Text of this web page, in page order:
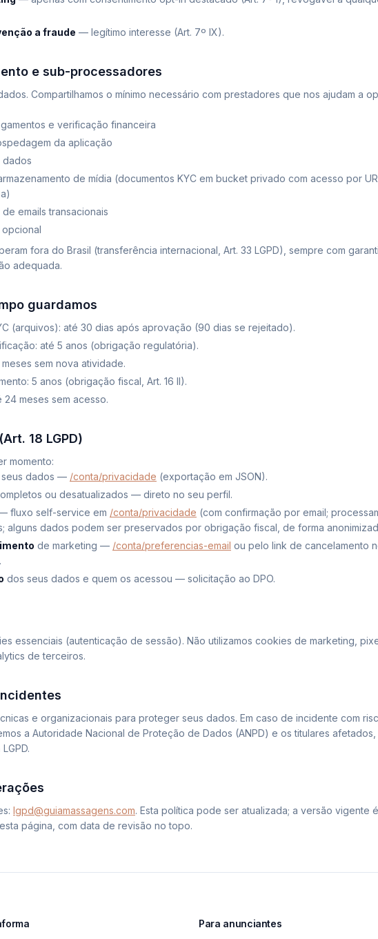
a fraude — legítimo interesse (Art. 7º IX).
e sub-processadores
Compartilhamos o mínimo necessário com prestadores que nos ajudam a
e verificação financeira
da aplicação
de mídia (documentos KYC em bucket privado com acesso por
emails transacionais
fora do Brasil (transferência internacional, Art. 33 LGPD), sempre com
adequada.
guardamos
(arquivos): até 30 dias após aprovação (90 dias se rejeitado).
até 5 anos (obrigação regulatória).
sem nova atividade.
5 anos (obrigação fiscal, Art. 16 II).
24 meses sem acesso.
18 LGPD)
momento:
dados — /conta/privacidade (exportação em JSON).
ou desatualizados — direto no seu perfil.
fluxo self-service em /conta/privacidade (com confirmação por email;
alguns dados podem ser preservados por obrigação fiscal, de forma
de marketing — /conta/preferencias-email ou pelo link de cancelamento
dos seus dados e quem os acessou — solicitação ao DPO.
essenciais (autenticação de sessão). Não utilizamos cookies de marketing,
de terceiros.
e organizacionais para proteger seus dados. Em caso de incidente com
a Autoridade Nacional de Proteção de Dados (ANPD) e os titulares afetados,
lgpd@guiamassagens.com. Esta política pode ser atualizada; a versão vigente é
página, com data de revisão no topo.
Para anunciantes